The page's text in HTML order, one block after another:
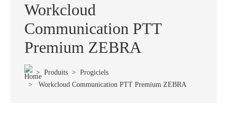
Workcloud
Communication PTT
Premium ZEBRA
> Produits > Progiciels
> Workcloud Communication PTT Premium ZEBRA